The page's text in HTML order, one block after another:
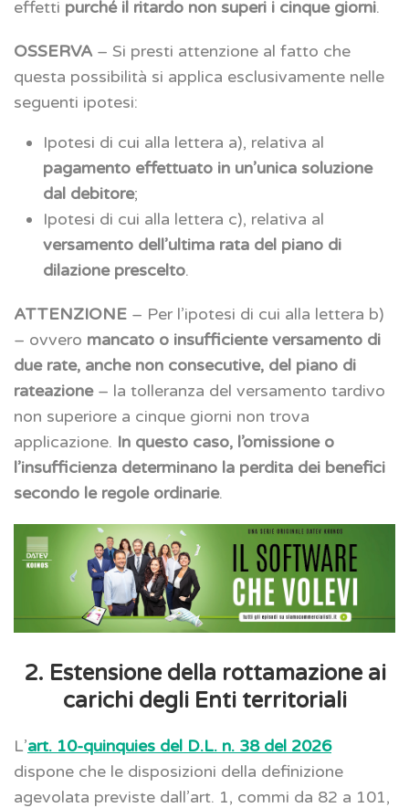
effetti purché il ritardo non superi i cinque giorni.
OSSERVA – Si presti attenzione al fatto che
questa possibilità si applica esclusivamente nelle
seguenti ipotesi:
Ipotesi di cui alla lettera a), relativa al
pagamento effettuato in un’unica soluzione
dal debitore;
Ipotesi di cui alla lettera c), relativa al
versamento dell’ultima rata del piano di
dilazione prescelto.
ATTENZIONE – Per l’ipotesi di cui alla lettera b)
– ovvero mancato o insufficiente versamento di
due rate, anche non consecutive, del piano di
rateazione– la tolleranza del versamento tardivo
non superiore a cinque giorni non trova
applicazione. In questo caso, l’omissione o
l’insufficienza determinano la perdita dei benefici
secondo le regole ordinarie.
2. Estensione della rottamazione ai
carichi degli Enti territoriali
L’art. 10-quinquies del D.L. n. 38 del 2026
dispone che le disposizioni della definizione
agevolata previste dall’art. 1, commi da 82 a 101,